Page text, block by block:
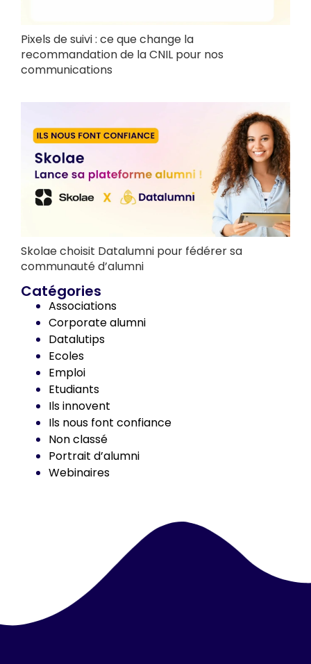
Pixels de suivi : ce que change la
recommandation de la CNIL pour nos
communications
Skolae choisit Datalumni pour fédérer sa
communauté d’alumni
Catégories
Associations
Corporate alumni
Datalutips
Ecoles
Emploi
Etudiants
Ils innovent
Ils nous font confiance
Non classé
Portrait d’alumni
Webinaires